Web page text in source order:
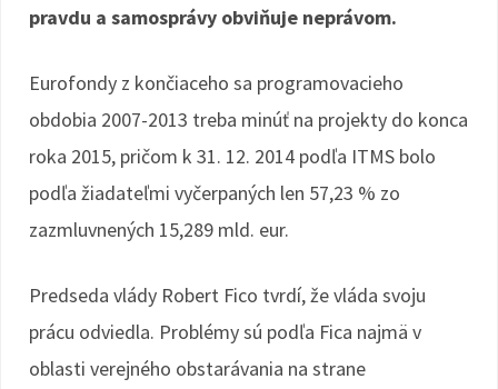
pravdu a samosprávy obviňuje neprávom.
Eurofondy z končiaceho sa programovacieho
obdobia 2007-2013 treba minúť na projekty do konca
roka 2015, pričom k 31. 12. 2014 podľa ITMS bolo
podľa žiadateľmi vyčerpaných len 57,23 % zo
zazmluvnených 15,289 mld. eur.
Predseda vlády Robert Fico tvrdí, že vláda svoju
prácu odviedla. Problémy sú podľa Fica najmä v
oblasti verejného obstarávania na strane